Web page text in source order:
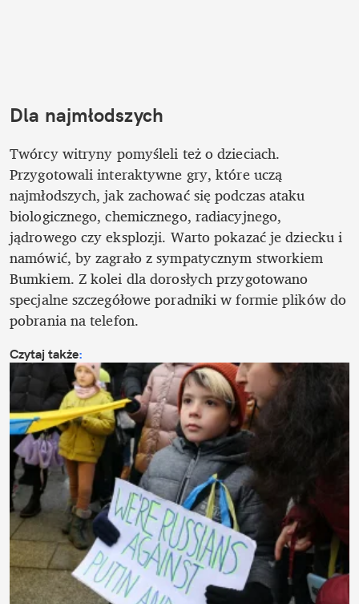
Dla najmłodszych
Twórcy witryny pomyśleli też o dzieciach.
Przygotowali interaktywne gry, które uczą
najmłodszych, jak zachować się podczas ataku
biologicznego, chemicznego, radiacyjnego,
jądrowego czy eksplozji. Warto pokazać je dziecku i
namówić, by zagrało z sympatycznym stworkiem
Bumkiem. Z kolei dla dorosłych przygotowano
specjalne szczegółowe poradniki w formie plików do
pobrania na telefon.
Czytaj także: